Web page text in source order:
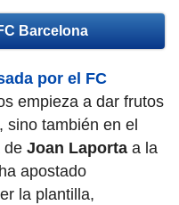
Barcelona
por el FC
empieza a dar frutos
sino también en el
de Joan Laporta a la
apostado
la plantilla,